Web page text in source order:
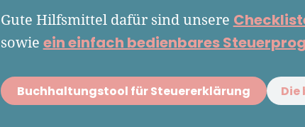
Gute Hilfsmittel dafür sind unsere
sowie ein einfach bedienbares
Buchhaltungstool für Steuererklärung